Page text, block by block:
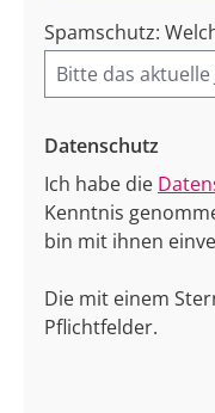
Spamschutz:
Datenschutz
Ich habe die
Kenntnis
bin mit ihnen
Die mit einem
Pflichtfelder.